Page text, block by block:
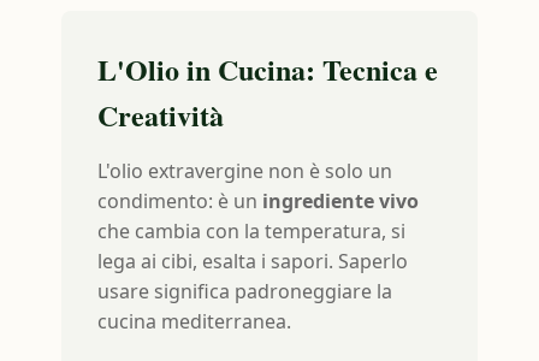
L'Olio in Cucina: Tecnica e
Creatività
L'olio extravergine non è solo un
condimento: è un ingrediente vivo
che cambia con la temperatura, si
lega ai cibi, esalta i sapori. Saperlo
usare significa padroneggiare la
cucina mediterranea.